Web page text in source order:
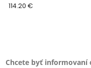
114.20 €
Chcete byť informovaní